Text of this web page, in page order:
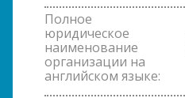
Полное
юридическое
наименование
организации на
английском языке: